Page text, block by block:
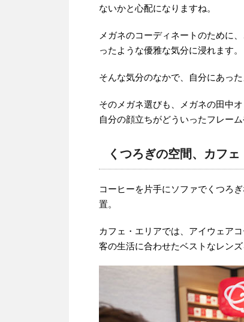
ないかと心配になりますね。
メガネのコーディネートのために
ったような優雅な気分に浸れます。
そんな気分のなかで、自分にあっ
そのメガネ選びも、メガネの田中
自分の顔立ちがどういったフレー
くつろぎの空間、カフ
コーヒーを片手にソファでくつろ
置。
カフェ・エリアでは、アイウェア
客の生活に合わせたベストなレン